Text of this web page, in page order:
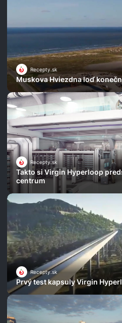
Recepty.sk
Muskova Hviezdna loď
Recepty.sk
Takto si Virgin Hyperloop
centrum
Recepty.sk
Prvý test kapsuly Virgin